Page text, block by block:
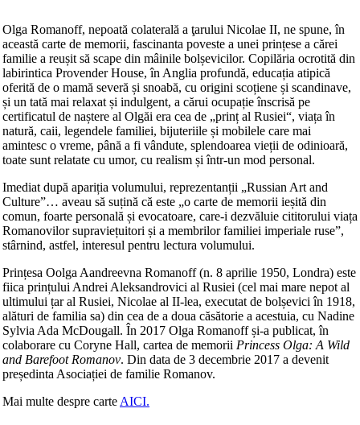
Olga Romanoff, nepoată colaterală a ţarului Nicolae II, ne spune, în
această carte de memorii, fascinanta poveste a unei prințese a cărei
familie a reușit să scape din mâinile bolșevicilor. Copilăria ocrotită din
labirintica Provender House, în Anglia profundă, educația atipică
oferită de o mamă severă și snoabă, cu origini scoțiene și scandinave,
și un tată mai relaxat și indulgent, a cărui ocupație înscrisă pe
certificatul de naștere al Olgăi era cea de „prinț al Rusiei“, viața în
natură, caii, legendele familiei, bijuteriile și mobilele care mai
amintesc o vreme, până a fi vândute, splendoarea vieții de odinioară,
toate sunt relatate cu umor, cu realism și într-un mod personal.
Imediat după apariția volumului, reprezentanții „Russian Art and
Culture”… aveau să suțină că este „o carte de memorii ieșită din
comun, foarte personală și evocatoare, care-i dezvăluie cititorului viața
Romanovilor supraviețuitori și a membrilor familiei imperiale ruse”,
stârnind, astfel, interesul pentru lectura volumului.
Prințesa Oolga Aandreevna Romanoff (n. 8 aprilie 1950, Londra) este
fiica prințului Andrei Aleksandrovici al Rusiei (cel mai mare nepot al
ultimului țar al Rusiei, Nicolae al II-lea, executat de bolșevici în 1918,
alături de familia sa) din cea de a doua căsătorie a acestuia, cu Nadine
Sylvia Ada McDougall. În 2017 Olga Romanoff și‑a publicat, în
colaborare cu Coryne Hall, cartea de memorii Princess Olga: A Wild
and Barefoot Romanov. Din data de 3 decembrie 2017 a devenit
președinta Asociației de familie Romanov.
Mai multe despre carte AICI.